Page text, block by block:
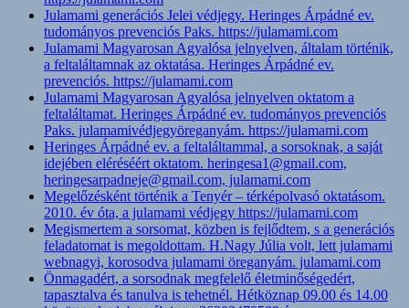
Julamami generációs Jelei védjegy. Heringes Árpádné ev.
tudományos prevenciós Paks. https://julamami.com
Julamami Magyarosan Agyalósa jelnyelven, általam történik,
a feltaláltamnak az oktatása. Heringes Árpádné ev.
prevenciós. https://julamami.com
Julamami Magyarosan Agyalósa jelnyelven oktatom a
feltaláltamat. Heringes Árpádné ev. tudományos prevenciós
Paks. julamamivédjegyöreganyám. https://julamami.com
Heringes Árpádné ev. a feltaláltammal, a sorsoknak, a saját
idejében eléréséért oktatom. heringesa1@gmail.com,
heringesarpadneje@gmail.com, julamami.com
Megelőzésként történik a Tenyér – térképolvasó oktatásom.
2010. év óta, a julamami védjegy https://julamami.com
Megismertem a sorsomat, közben is fejlődtem, s a generációs
feladatomat is megoldottam. H.Nagy Júlia volt, lett julamami
webnagyi, korosodva julamami öreganyám. julamami.com
Önmagadért, a sorsodnak megfelelő életminőségedért,
tapasztalva és tanulva is tehetnél. Hétköznap 09.00 és 14.00